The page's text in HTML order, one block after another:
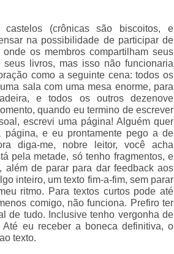
(crônicas são biscoitos, e
na possibilidade de participar de
os membros compartilham seus
livros, mas isso não funcionaria
como a seguinte cena: todos os
sala com uma mesa enorme, para
e todos os outros dezenove
quando eu termino de escrever
escrevi uma página! Alguém quer
página, e eu prontamente pego a de
diga-me, nobre leitor, você acha
pela metade, só tenho fragmentos, e
além de parar para dar feedback aos
inteiro, um texto fim-a-fim, sem parar
ritmo. Para textos curtos pode até
comigo, não funciona. Prefiro ter
de tudo. Inclusive tenho vergonha de
eu receber a boneca definitiva, o
texto.